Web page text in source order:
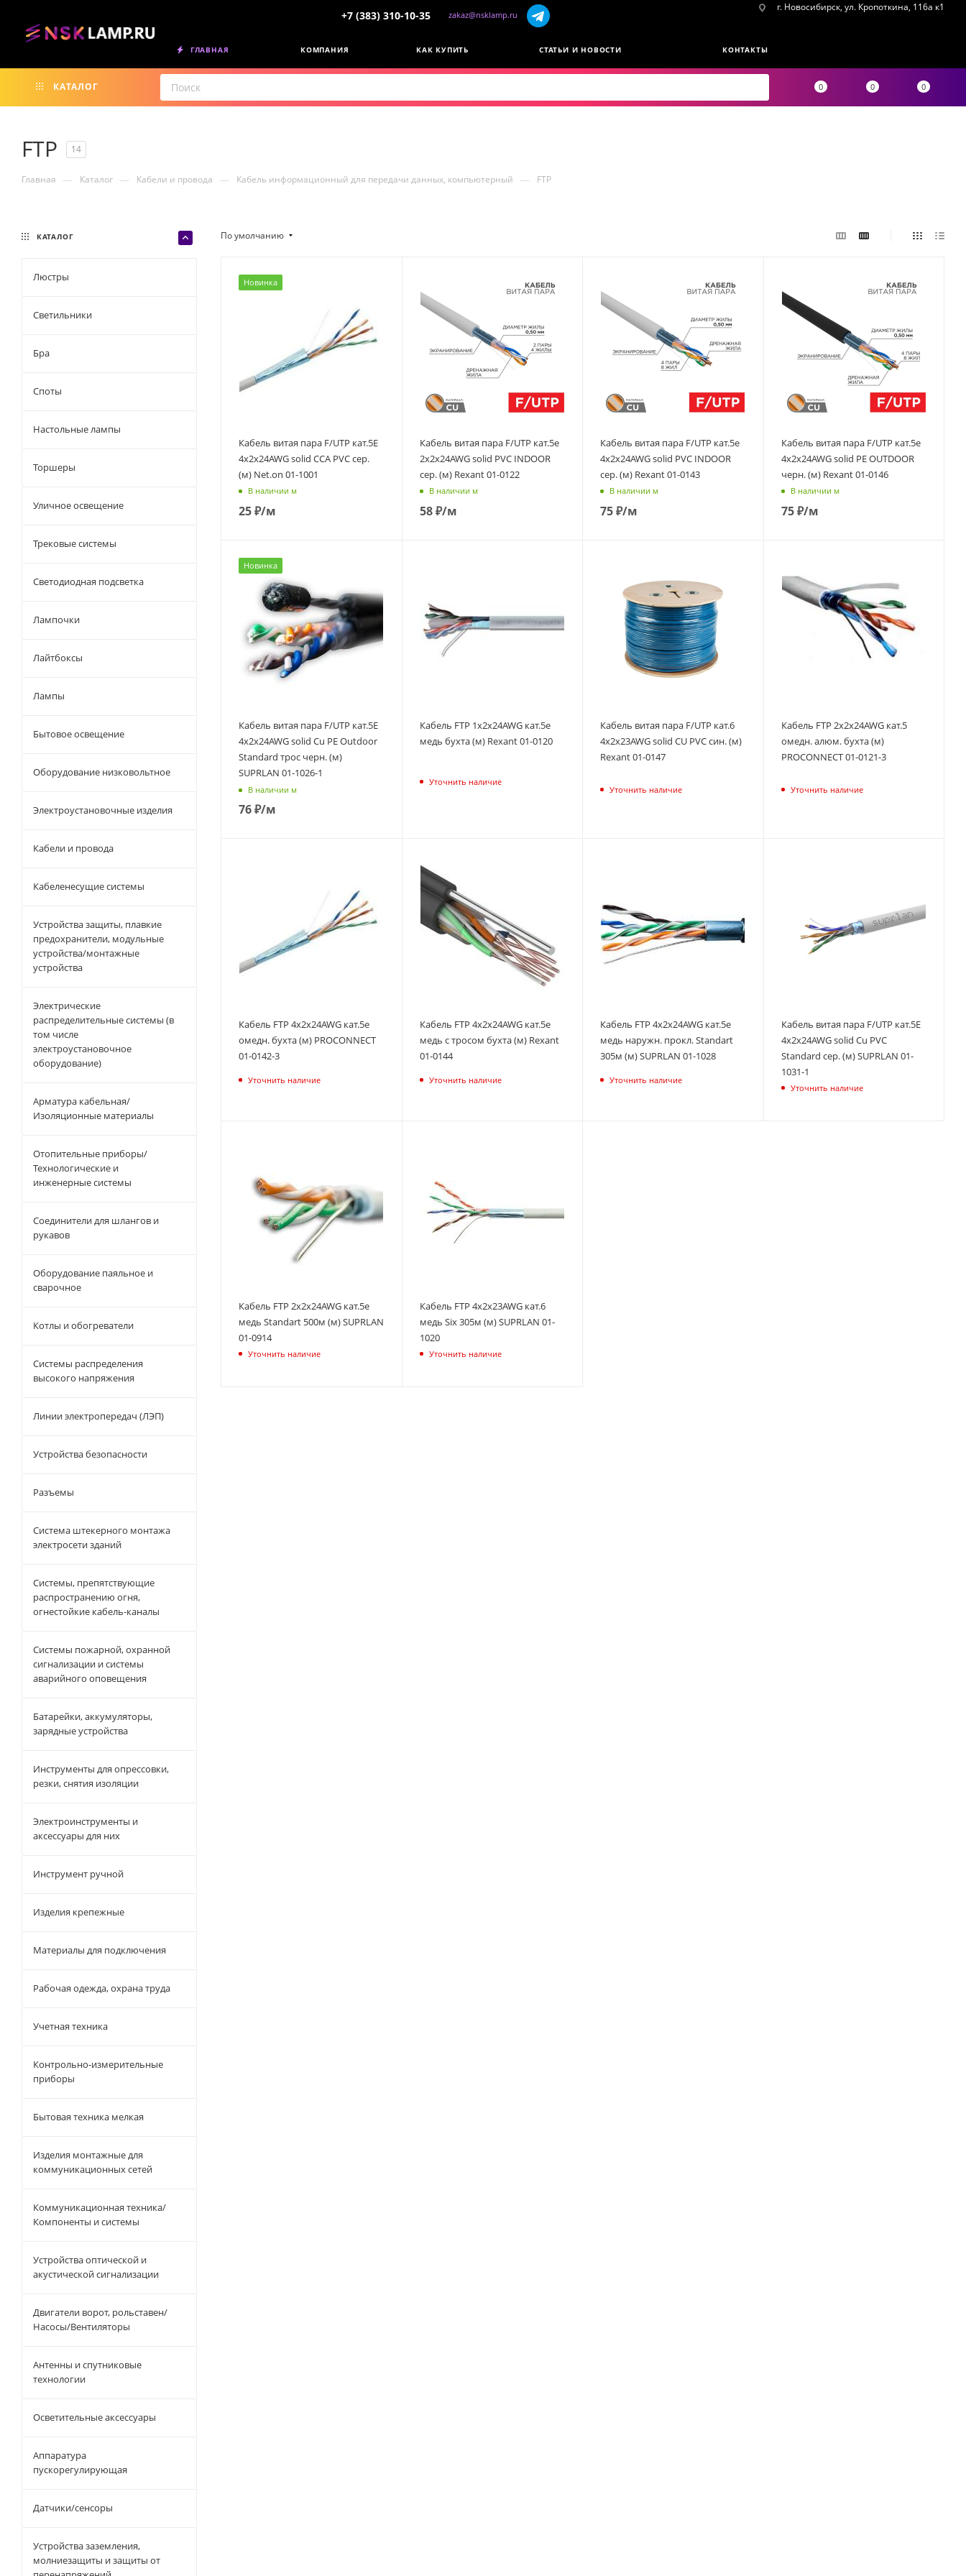
+7 (383) 310-10-35 zakaz@nsklamp.ru
г. Новосибирск, ул. Кропоткина, 116а к1
ГЛАВНАЯ КОМПАНИЯ КАК КУПИТЬ СТАТЬИ И НОВОСТИ КОНТАКТЫ
0 0 0
КАТАЛОГ
FTP 14
Главная — Каталог — Кабели и провода — Кабель информационный для передачи данных, компьютерный — FTP
По умолчанию
Новинка
Кабель витая пара F/UTP кат.5E
4х2х24AWG solid CCA PVC сер.
(м) Net.on 01-1001
В наличии м
25₽/м
Кабель витая пара F/UTP кат.5e
2х2х24AWG solid PVC INDOOR
сер. (м) Rexant 01-0122
В наличии м
58₽/м
Кабель витая пара F/UTP кат.5e
4х2х24AWG solid PVC INDOOR
сер. (м) Rexant 01-0143
В наличии м
75₽/м
Кабель витая пара F/UTP кат.5e
4х2х24AWG solid PE OUTDOOR
черн. (м) Rexant 01-0146
В наличии м
75₽/м
Новинка
Кабель витая пара F/UTP кат.5E
4х2х24AWG solid Cu PE Outdoor
Standard трос черн. (м)
SUPRLAN 01-1026-1
В наличии м
76₽/м
Кабель FTP 1х2х24AWG кат.5е
медь бухта (м) Rexant 01-0120
Уточнить наличие
Кабель витая пара F/UTP кат.6
4х2х23AWG solid CU PVC син. (м)
Rexant 01-0147
Уточнить наличие
Кабель FTP 2х2х24AWG кат.5
омедн. алюм. бухта (м)
PROCONNECT 01-0121-3
Уточнить наличие
Кабель FTP 4х2х24AWG кат.5e
омедн. бухта (м) PROCONNECT
01-0142-3
Уточнить наличие
Кабель FTP 4х2х24AWG кат.5е
медь с тросом бухта (м) Rexant
01-0144
Уточнить наличие
Кабель FTP 4х2х24AWG кат.5е
медь наружн. прокл. Standart
305м (м) SUPRLAN 01-1028
Уточнить наличие
Кабель витая пара F/UTP кат.5E
4х2х24AWG solid Cu PVC
Standard сер. (м) SUPRLAN 01-
1031-1
Уточнить наличие
Кабель FTP 2х2х24AWG кат.5е
медь Standart 500м (м) SUPRLAN
01-0914
Уточнить наличие
Кабель FTP 4х2х23AWG кат.6
медь Six 305м (м) SUPRLAN 01-
1020
Уточнить наличие
КАТАЛОГ
Люстры
Светильники
Бра
Споты
Настольные лампы
Торшеры
Уличное освещение
Трековые системы
Светодиодная подсветка
Лампочки
Лайтбоксы
Лампы
Бытовое освещение
Оборудование низковольтное
Электроустановочные изделия
Кабели и провода
Кабеленесущие системы
Устройства защиты, плавкие
предохранители, модульные
устройства/монтажные
устройства
Электрические
распределительные системы (в
том числе
электроустановочное
оборудование)
Арматура кабельная/
Изоляционные материалы
Отопительные приборы/
Технологические и
инженерные системы
Соединители для шлангов и
рукавов
Оборудование паяльное и
сварочное
Котлы и обогреватели
Системы распределения
высокого напряжения
Линии электропередач (ЛЭП)
Устройства безопасности
Разъемы
Система штекерного монтажа
электросети зданий
Системы, препятствующие
распространению огня,
огнестойкие кабель-каналы
Системы пожарной, охранной
сигнализации и системы
аварийного оповещения
Батарейки, аккумуляторы,
зарядные устройства
Инструменты для опрессовки,
резки, снятия изоляции
Электроинструменты и
аксессуары для них
Инструмент ручной
Изделия крепежные
Материалы для подключения
Рабочая одежда, охрана труда
Учетная техника
Контрольно-измерительные
приборы
Бытовая техника мелкая
Изделия монтажные для
коммуникационных сетей
Коммуникационная техника/
Компоненты и системы
Устройства оптической и
акустической сигнализации
Двигатели ворот, рольставен/
Насосы/Вентиляторы
Антенны и спутниковые
технологии
Осветительные аксессуары
Аппаратура
пускорегулирующая
Датчики/сенсоры
Устройства заземления,
молниезащиты и защиты от